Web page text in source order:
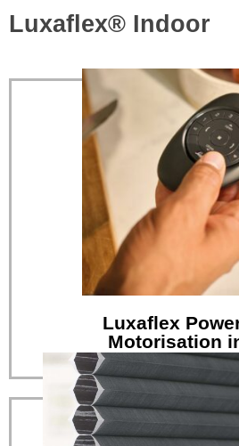
Luxaflex® Indoor
Luxaflex
Motorisation
Smart shades that
Luxaflex PowerView®
Eradus Zonwering heeft de meest
op het gebied van
Lees verder